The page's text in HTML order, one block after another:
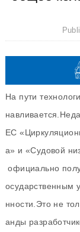
На пути
EC
а» и «Судовой
официально
осударственным
нности.Это не
анды